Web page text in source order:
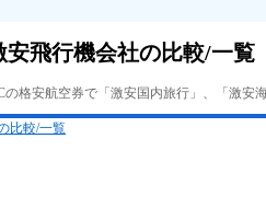
飛行機会社の比較/一覧
格安航空券で「激安国内旅行」、「激安